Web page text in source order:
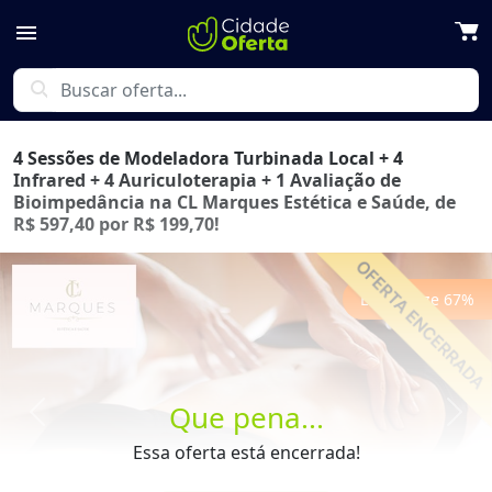
menu
search
Que pena...
Essa oferta está encerrada!
4 Sessões de Modeladora Turbinada Local + 4
Infrared + 4 Auriculoterapia + 1 Avaliação de
Bioimpedância na CL Marques Estética e Saúde, de
R$ 597,40 por R$ 199,70!
Economize 67%